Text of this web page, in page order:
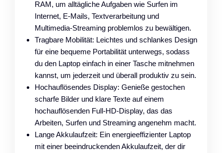
RAM, um alltägliche Aufgaben wie Surfen im
Internet, E-Mails, Textverarbeitung und
Multimedia-Streaming problemlos zu bewältigen.
Tragbare Mobilität: Leichtes und schlankes Design
für eine bequeme Portabilität unterwegs, sodass
du den Laptop einfach in einer Tasche mitnehmen
kannst, um jederzeit und überall produktiv zu sein.
Hochauflösendes Display: Genieße gestochen
scharfe Bilder und klare Texte auf einem
hochauflösenden Full-HD-Display, das das
Arbeiten, Surfen und Streaming angenehm macht.
Lange Akkulaufzeit: Ein energieeffizienter Laptop
mit einer beeindruckenden Akkulaufzeit, der dir